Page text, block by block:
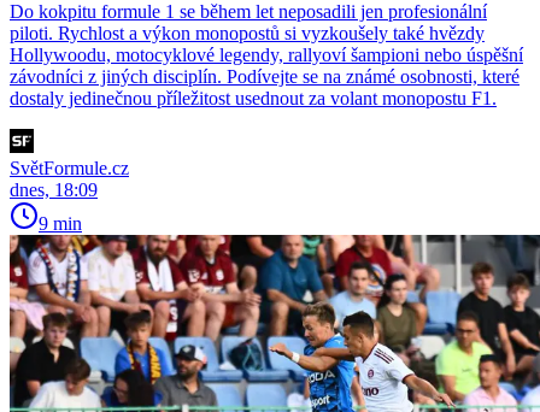
Do kokpitu formule 1 se během let neposadili jen profesionální
piloti. Rychlost a výkon monopostů si vyzkoušely také hvězdy
Hollywoodu, motocyklové legendy, rallyoví šampioni nebo úspěšní
závodníci z jiných disciplín. Podívejte se na známé osobnosti, které
dostaly jedinečnou příležitost usednout za volant monopostu F1.
SvětFormule.cz
dnes, 18:09
9 min